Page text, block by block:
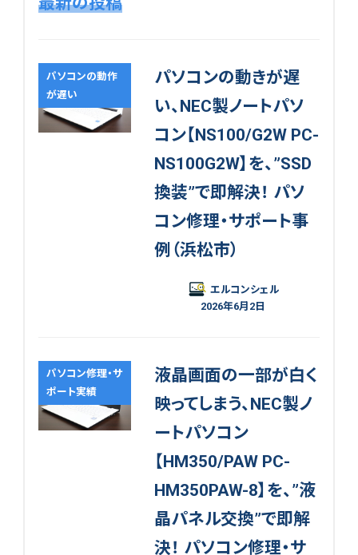
パソコンの動作
が遅い
パソコンの動きが遅
い、NEC製ノートパソ
コン【NS100/G2W PC-
NS100G2W】を、”SSD
換装”で即解決！ パソ
コン修理・サポート事
例（浜松市）
エルコンシェル
2026年6月2日
パソコン修理・サ
ポート実績
液晶画面の一部が白く
映ってしまう、NEC製ノ
ートパソコン
【HM350/PAW PC-
HM350PAW-8】を、”液
晶パネル交換”で即解
決！ パソコン修理・サ